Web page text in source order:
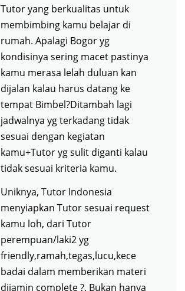
Tutor yang berkualitas untuk
membimbing kamu belajar di
rumah. Apalagi Bogor yg
kondisinya sering macet pastinya
kamu merasa lelah duluan kan
dijalan kalau harus datang ke
tempat Bimbel?Ditambah lagi
jadwalnya yg terkadang tidak
sesuai dengan kegiatan
kamu+Tutor yg sulit diganti kalau
tidak sesuai kriteria kamu.
Uniknya, Tutor Indonesia
menyiapkan Tutor sesuai request
kamu loh, dari Tutor
perempuan/laki2 yg
friendly,ramah,tegas,lucu,kece
badai dalam memberikan materi
dijamin complete ?. Bukan hanya